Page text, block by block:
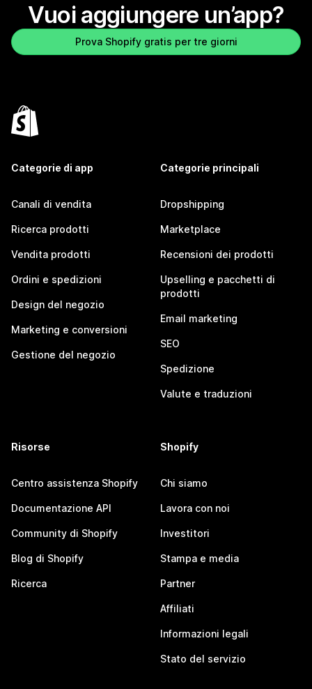
Vuoi aggiungere un’app?
Prova Shopify gratis per tre giorni
Categorie di app
Canali di vendita
Ricerca prodotti
Vendita prodotti
Ordini e spedizioni
Design del negozio
Marketing e conversioni
Gestione del negozio
Categorie principali
Dropshipping
Marketplace
Recensioni dei prodotti
Upselling e pacchetti di
prodotti
Email marketing
SEO
Spedizione
Valute e traduzioni
Risorse
Centro assistenza Shopify
Documentazione API
Community di Shopify
Blog di Shopify
Ricerca
Shopify
Chi siamo
Lavora con noi
Investitori
Stampa e media
Partner
Affiliati
Informazioni legali
Stato del servizio